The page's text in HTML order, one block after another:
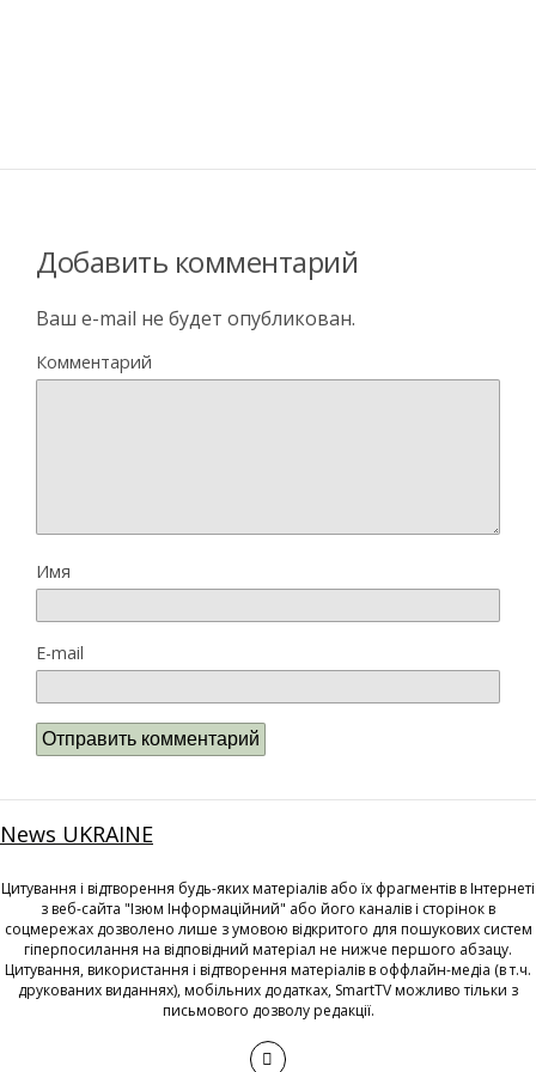
Добавить комментарий
Ваш e-mail не будет опубликован.
Комментарий
Имя
E-mail
News UKRAINE
Цитування і відтворення будь-яких матеріалів або їх фрагментів в Інтернеті
з веб-сайта "Ізюм Інформаційний" або його каналів і сторінок в
соцмережах дозволено лише з умовою відкритого для пошукових систем
гіперпосилання на відповідний матеріал не нижче першого абзацу.
Цитування, використання і відтворення матеріалів в оффлайн-медіа (в т.ч.
друкованих виданнях), мобільних додатках, SmartTV можливо тільки з
письмового дозволу редакції.